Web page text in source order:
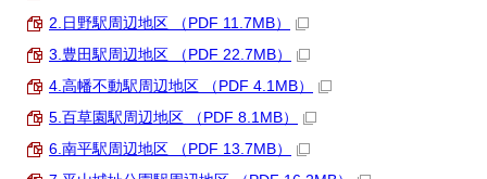
2.日野駅周辺地区 （PDF 11.7MB）
3.豊田駅周辺地区 （PDF 22.7MB）
4.高幡不動駅周辺地区 （PDF 4.1MB）
5.百草園駅周辺地区 （PDF 8.1MB）
6.南平駅周辺地区 （PDF 13.7MB）